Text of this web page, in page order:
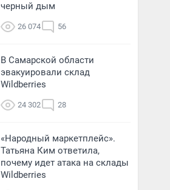
черный дым
26 074 56
В Самарской области
эвакуировали склад
Wildberries
24 302 28
«Народный маркетплейс».
Татьяна Ким ответила,
почему идет атака на склады
Wildberries